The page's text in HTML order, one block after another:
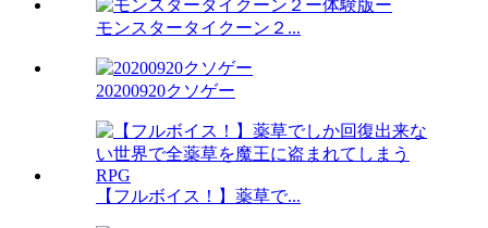
モンスタータイクーン２...
20200920クソゲー
【フルボイス！】薬草で...